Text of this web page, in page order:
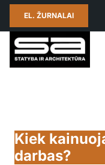
EL. ŽURNALAI
Kiek
darbas?